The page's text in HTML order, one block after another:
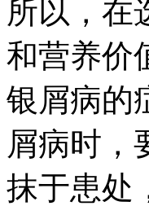
所以，在
和营养价
银屑病的
屑病时，
抹于患处